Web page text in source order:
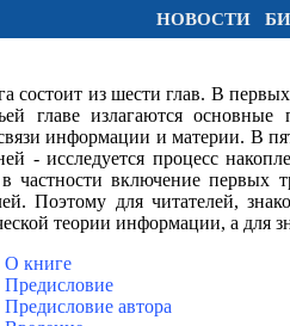
НОВОСТИ
состоит из шести глав. В
главе излагаются основные
информации и материи. В
- исследуется процесс
частности включение первых
Поэтому для читателей,
теории информации, а для
О книге
Предисловие
Предисловие автора